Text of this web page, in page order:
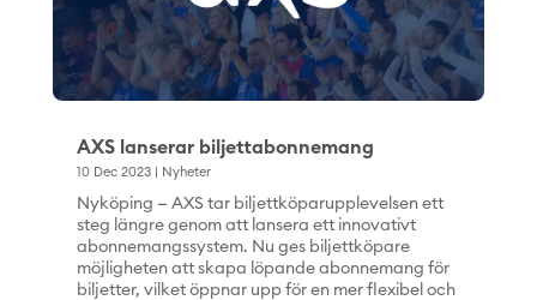
AXS lanserar biljettabonnemang
10 Dec 2023| Nyheter
Nyköping — AXS tar biljettköparupplevelsen ett
steg längre genom att lansera ett innovativt
abonnemangssystem. Nu ges biljettköpare
möjligheten att skapa löpande abonnemang för
biljetter, vilket öppnar upp för en mer flexibel och